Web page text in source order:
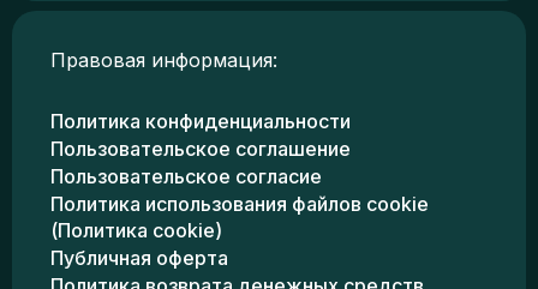
Правовая информация:
Политика конфиденциальности
Пользовательское соглашение
Пользовательское согласие
Политика использования файлов cookie
(Политика cookie)
Публичная оферта